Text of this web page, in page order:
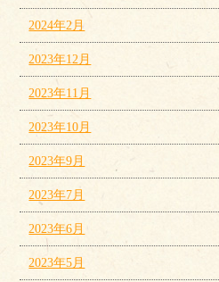
2024年2月
2023年12月
2023年11月
2023年10月
2023年9月
2023年7月
2023年6月
2023年5月